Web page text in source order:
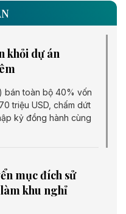
khỏi dự án
bán toàn bộ 40% vốn
triệu USD, chấm dứt
kỷ đồng hành cùng
mục đích sử
khu nghỉ